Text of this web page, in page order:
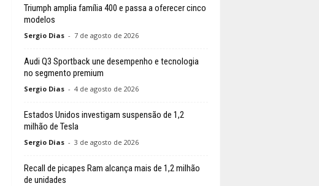
Triumph amplia família 400 e passa a oferecer cinco
modelos
Sergio Dias - 7 de agosto de 2026
Audi Q3 Sportback une desempenho e tecnologia
no segmento premium
Sergio Dias - 4 de agosto de 2026
Estados Unidos investigam suspensão de 1,2
milhão de Tesla
Sergio Dias - 3 de agosto de 2026
Recall de picapes Ram alcança mais de 1,2 milhão
de unidades